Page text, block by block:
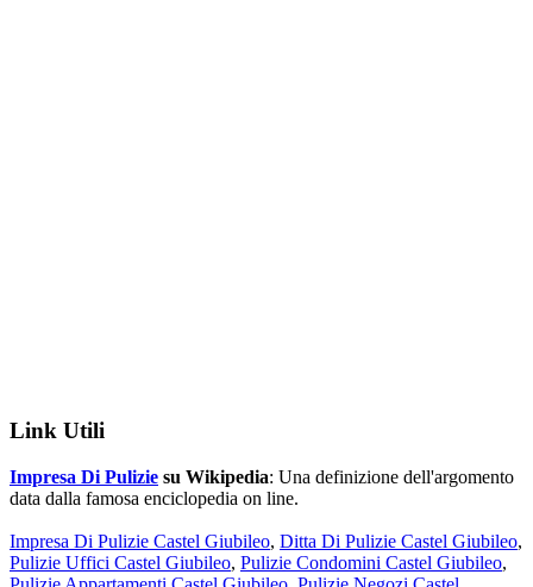
Link Utili
Impresa Di Pulizie su Wikipedia: Una definizione dell'argomento
data dalla famosa enciclopedia on line.
Impresa Di Pulizie Castel Giubileo, Ditta Di Pulizie Castel Giubileo,
Pulizie Uffici Castel Giubileo, Pulizie Condomini Castel Giubileo,